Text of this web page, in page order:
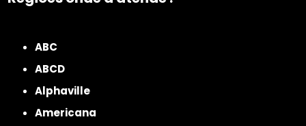
ABC
ABCD
Alphaville
Americana